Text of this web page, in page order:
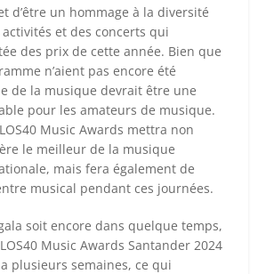
d’être un hommage à la diversité
et des concerts qui
des prix de cette année. Bien que
n’aient pas encore été
de la musique devrait être une
pour les amateurs de musique.
Music Awards mettra non
le meilleur de la musique
mais fera également de
musical pendant ces journées.
soit encore dans quelque temps,
Music Awards Santander 2024
plusieurs semaines, ce qui